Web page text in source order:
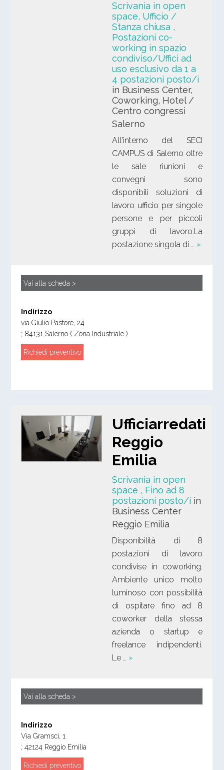
Scrivania in open
space, Ufficio /
Stanza chiusa ,
Postazioni co-
working in spazio
condiviso/Uffici ad
uso esclusivo da 1 a
4 postazioni posto/i
in Business Center,
Coworking, Hotel /
Centro congressi
Salerno
All'interno del SECI
CAMPUS di Salerno oltre
le sale riunioni e
convegni sono
disponibili soluzioni di
lavoro ufficio per singole
persone e per piccoli
gruppi di lavoro.La
postazione singola di … »
Vai alla scheda >
Indirizzo
via Giulio Pastore, 24
; 84131 Salerno ( Zona Industriale )
Richiedi preventivo
Ufficiarredati
Reggio
Emilia
Scrivania in open
space , Fino ad 8
postazioni posto/i in
Business Center
Reggio Emilia
Disponibilità di 8
postazioni di lavoro
condivise in coworking.
Ambiente unico molto
luminoso con possibilità
di ospitare fino ad 8
coworker della stessa
azienda o startup e
freelance indipendenti.
Le … »
Vai alla scheda >
Indirizzo
Via Gramsci, 1
;42124 Reggio Emilia
Richiedi preventivo